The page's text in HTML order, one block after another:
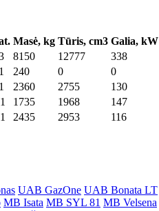
Masė, kg Tūris, cm3 Galia, kW
8150 12777 338
240 0 0
2360 2755 130
1735 1968 147
2435 2953 116
UAB GazOne UAB Bonata LT
MB Isata MB SYL 81 MB Velsena